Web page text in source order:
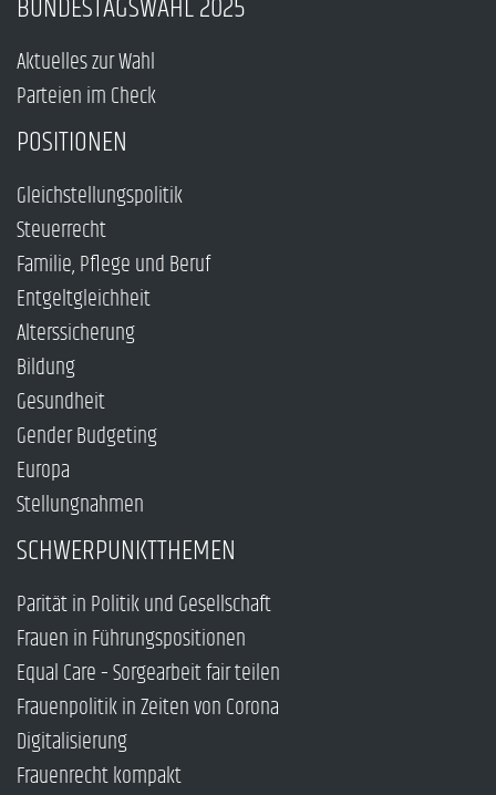
Aktuelles zur Wahl
Parteien im Check
POSITIONEN
Gleichstellungspolitik
Steuerrecht
Familie, Pflege und Beruf
Entgeltgleichheit
Alterssicherung
Bildung
Gesundheit
Gender Budgeting
Europa
Stellungnahmen
SCHWERPUNKTTHEMEN
Parität in Politik und Gesellschaft
Frauen in Führungspositionen
Equal Care – Sorgearbeit fair teilen
Frauenpolitik in Zeiten von Corona
Digitalisierung
Frauenrecht kompakt